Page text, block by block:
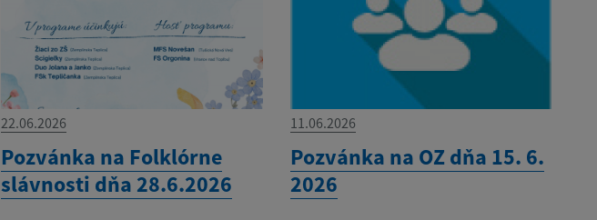
22.06.2026
Pozvánka na Folklórne
slávnosti dňa 28.6.2026
11.06.2026
Pozvánka na OZ dňa 15. 6.
2026